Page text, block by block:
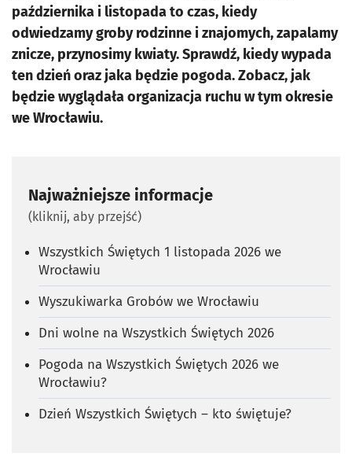
października i listopada to czas, kiedy
odwiedzamy groby rodzinne i znajomych, zapalamy
znicze, przynosimy kwiaty. Sprawdź, kiedy wypada
ten dzień oraz jaka będzie pogoda. Zobacz, jak
będzie wyglądała organizacja ruchu w tym okresie
we Wrocławiu.
Najważniejsze informacje
(kliknij, aby przejść)
Wszystkich Świętych 1 listopada 2026 we
Wrocławiu
Wyszukiwarka Grobów we Wrocławiu
Dni wolne na Wszystkich Świętych 2026
Pogoda na Wszystkich Świętych 2026 we
Wrocławiu?
Dzień Wszystkich Świętych – kto świętuje?